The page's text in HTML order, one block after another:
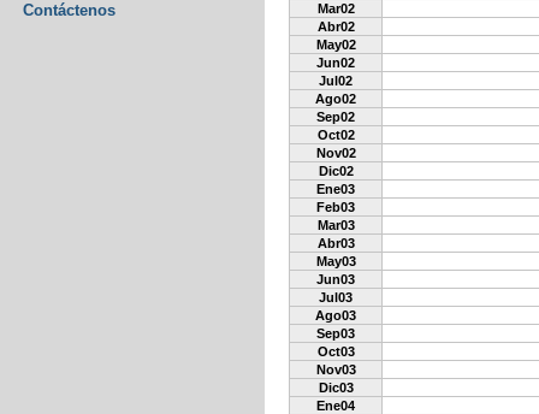
Contáctenos
Mar02
Abr02
May02
Jun02
Jul02
Ago02
Sep02
Oct02
Nov02
Dic02
Ene03
Feb03
Mar03
Abr03
May03
Jun03
Jul03
Ago03
Sep03
Oct03
Nov03
Dic03
Ene04